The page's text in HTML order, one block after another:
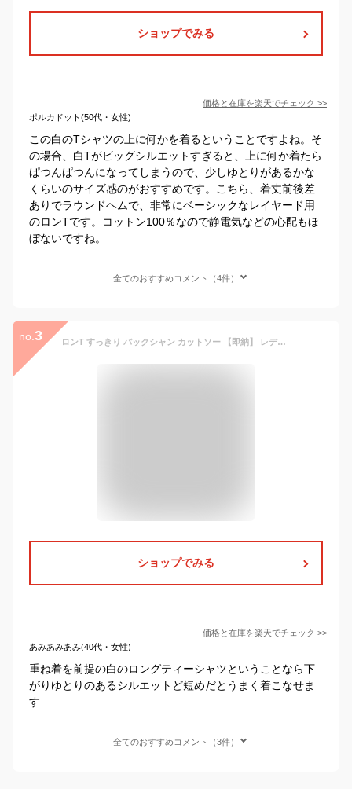
ショップでみる
価格と在庫を楽天でチェック >>
ポルカドット(50代・女性)
この白のTシャツの上に何かを着るということですよね。そ
の場合、白Tがビッグシルエットすぎると、上に何か着たら
ぱつんぱつんになってしまうので、少しゆとりがあるかな
くらいのサイズ感のがおすすめです。こちら、着丈前後差
ありでラウンドヘムで、非常にベーシックなレイヤード用
のロンTです。コットン100％なので静電気などの心配もほ
ぼないですね。
全てのおすすめコメント（4件）
no. 3 ロンT すっきり バックシャン カットソー 【即納】 レディース ティーシャツ 無地 長袖 Tシャツ ロング チュニック ビッグ ドルマン きれいめ ゆる トップス 切り替え Uネック 長い 体型カバー コクーン 大人 お洒落 大きいサイズ 厚手 グレー 黒 春 夏 HUG.U
ショップでみる
価格と在庫を楽天でチェック >>
あみあみあみ(40代・女性)
重ね着を前提の白のロングティーシャツということなら下
がりゆとりのあるシルエットど短めだとうまく着こなせま
す
全てのおすすめコメント（3件）